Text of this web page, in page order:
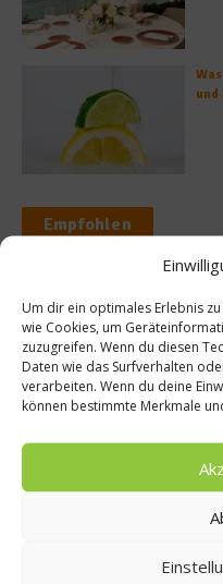
Um dir ein optimales Erlebnis
wie Cookies, um
zuzugreifen. Wenn du diesen
Daten wie das Surfverhalten
verarbeiten. Wenn du deine
können bestimmte Merkmale
und
Empfohlen
OXBO im
Waterfront
Was isst Deutschland